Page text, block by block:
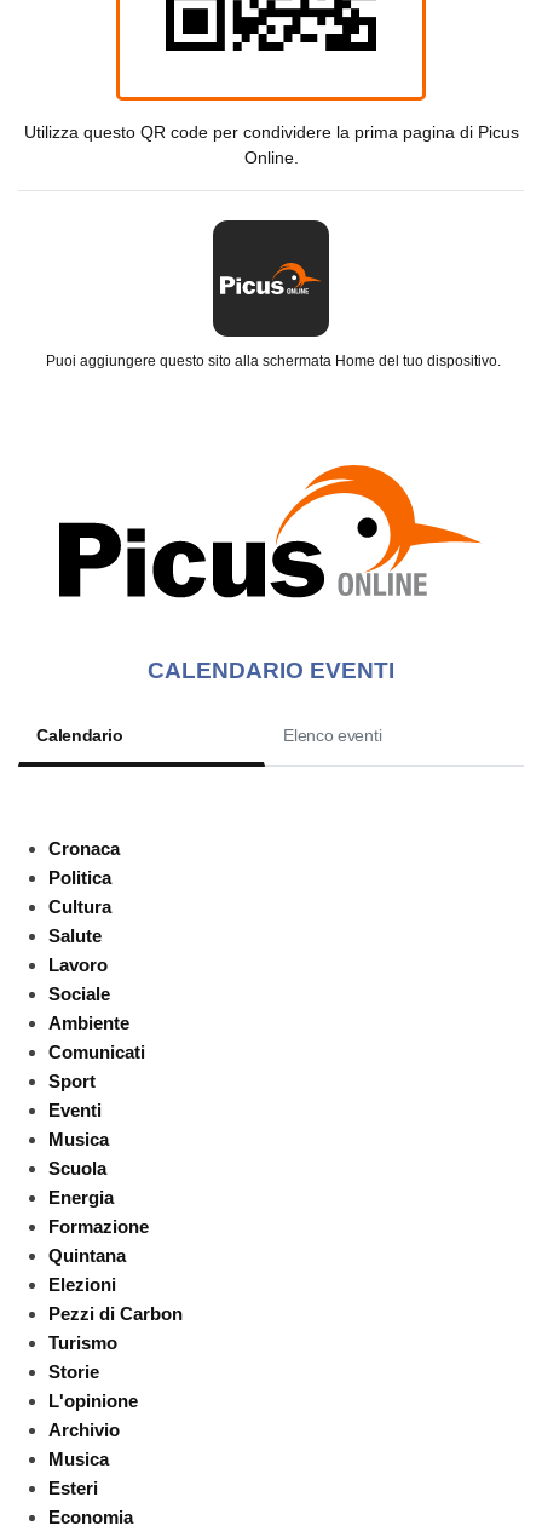
Utilizza questo QR code per condividere la prima pagina di Picus
Online.
Puoi aggiungere questo sito alla schermata Home del tuo dispositivo.
CALENDARIO EVENTI
Calendario Elenco eventi
Cronaca
Politica
Cultura
Salute
Lavoro
Sociale
Ambiente
Comunicati
Sport
Eventi
Musica
Scuola
Energia
Formazione
Quintana
Elezioni
Pezzi di Carbon
Turismo
Storie
L'opinione
Archivio
Musica
Esteri
Economia